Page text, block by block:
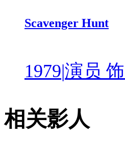
Scavenger Hunt
1979|演员
相关影人